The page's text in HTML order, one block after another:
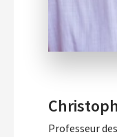
Professeur